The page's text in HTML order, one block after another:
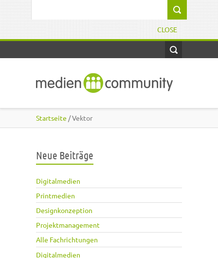
CLOSE
Startseite / Vektor
Neue Beiträge
Digitalmedien
Printmedien
Designkonzeption
Projektmanagement
Alle Fachrichtungen
Digitalmedien